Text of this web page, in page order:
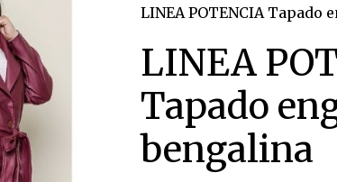
LINEA POTENCIA Tapado
LINEA
Tapado
bengalina